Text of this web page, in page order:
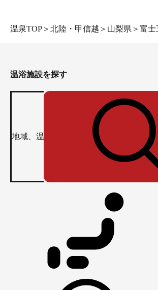
温泉TOP ＞ 北陸・甲信越 ＞ 山梨県 ＞ 富士
温浴施設を探す